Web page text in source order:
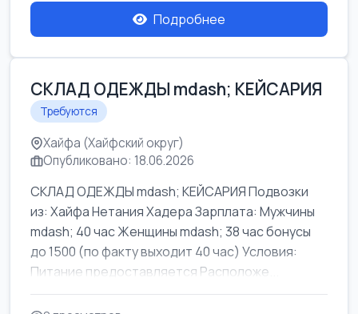
Подробнее
СКЛАД ОДЕЖДЫ mdash; КЕЙСАРИЯ
Требуются
Хайфа (Хайфский округ)
Опубликовано: 18.06.2026
СКЛАД ОДЕЖДЫ mdash; КЕЙСАРИЯ Подвозки
из: Хайфа Нетания Хадера Зарплата: Мужчины
mdash; 40 час Женщины mdash; 38 час бонусы
до 1500 (по факту выходит 40 час) Условия:
Питание предоставляется Расположе...